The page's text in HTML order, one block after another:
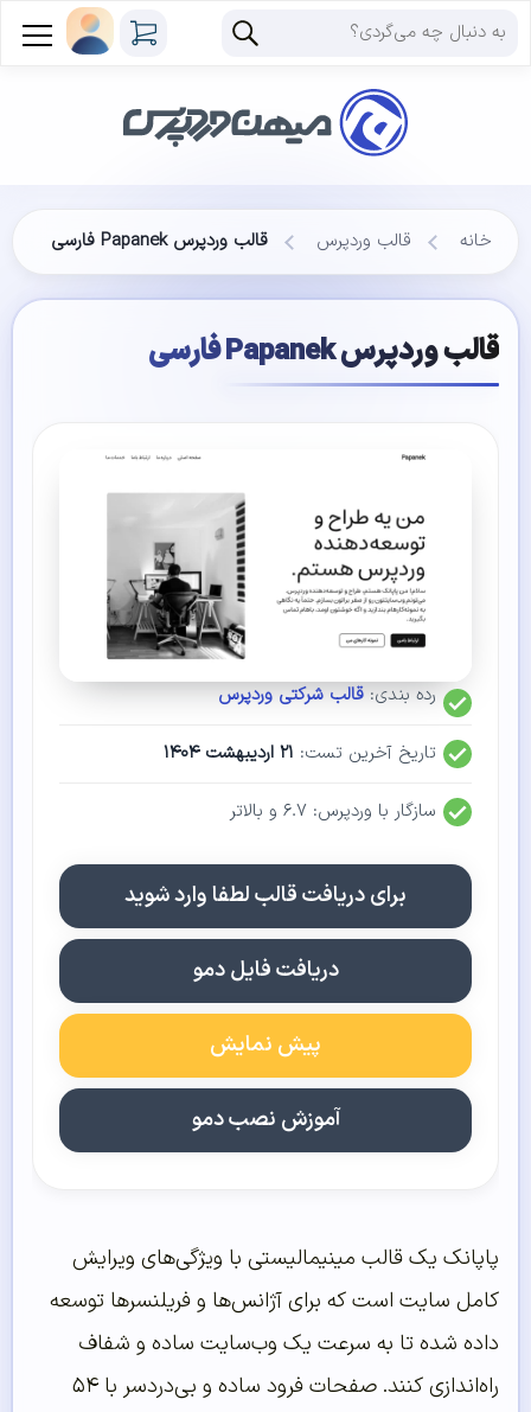
خانه قالب وردپرس قالب وردپرس Papanek فارسی
قالب وردپرس Papanek فارسی
رده بندی:قالب شرکتی وردپرس
تاریخ آخرین تست: ۲۱ اردیبهشت ۱۴۰۴
سازگار با وردپرس: ۶.۷ و بالاتر
برای دریافت قالب لطفا وارد شوید
دریافت فایل دمو
پیش نمایش
آموزش نصب دمو
پاپانک یک قالب مینیمالیستی با ویژگی‌های ویرایش
کامل سایت است که برای آژانس‌ها و فریلنسرها توسعه
داده شده تا به سرعت یک وب‌سایت ساده و شفاف
راه‌اندازی کنند. صفحات فرود ساده و بی‌دردسر با ۵۴